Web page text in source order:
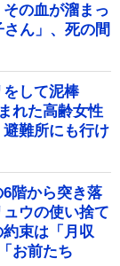
の血が溜まっ
ん」、死の間
をして泥棒
れた高齢女性
難所にも行け
6階から突き落
ウの使い捨て
束は「月収
お前たち